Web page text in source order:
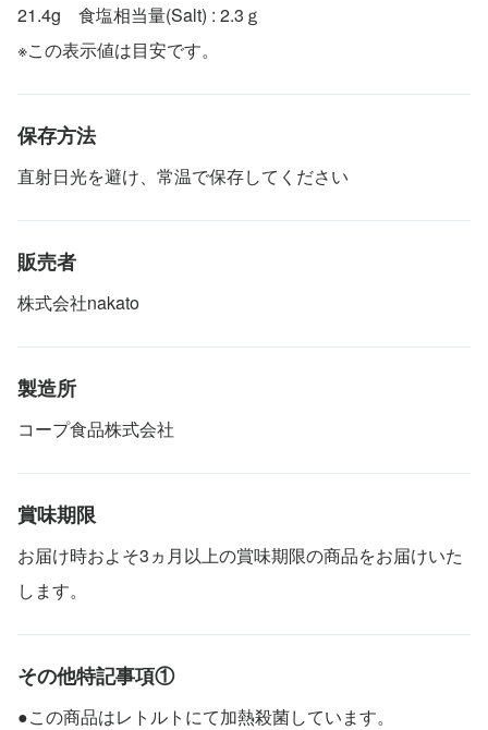
21.4g 食塩相当量(Salt) : 2.3ｇ
※この表示値は目安です。
保存方法
直射日光を避け、常温で保存してください
販売者
株式会社nakato
製造所
コープ食品株式会社
賞味期限
お届け時およそ3ヵ月以上の賞味期限の商品をお届けいた
します。
その他特記事項①
●この商品はレトルトにて加熱殺菌しています。